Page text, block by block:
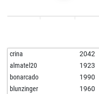
godzirovh 1885 1
godzirovh 1891 1
godzirovh 1861 0
knightowl 2309 0
crina 2042
almatel20 1923
bonarcado 1990
blunzinger 1960